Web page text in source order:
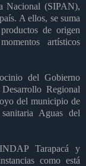
Nacional (SIPAN),
A ellos, se suma
de origen
artísticos
del Gobierno
Regional
del municipio de
Aguas del
Tarapacá y
como está